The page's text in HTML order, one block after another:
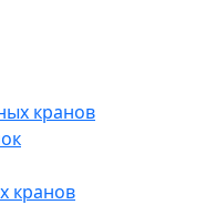
кранов
кранов